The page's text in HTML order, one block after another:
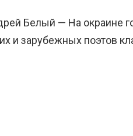
Белый — На окраине
и зарубежных поэтов